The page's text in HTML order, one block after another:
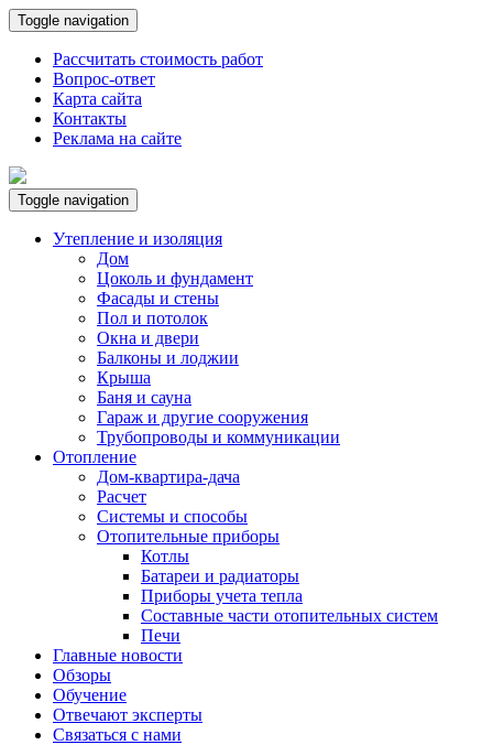
Toggle navigation
Рассчитать стоимость работ
Вопрос-ответ
Карта сайта
Контакты
Реклама на сайте
Toggle navigation
Утепление и изоляция
Дом
Цоколь и фундамент
Фасады и стены
Пол и потолок
Окна и двери
Балконы и лоджии
Крыша
Баня и сауна
Гараж и другие сооружения
Трубопроводы и коммуникации
Отопление
Дом-квартира-дача
Расчет
Системы и способы
Отопительные приборы
Котлы
Батареи и радиаторы
Приборы учета тепла
Составные части отопительных систем
Печи
Главные новости
Обзоры
Обучение
Отвечают эксперты
Связаться с нами